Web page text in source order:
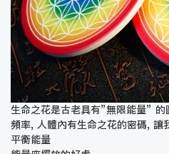
生命之花是古老具有”無限能量”
頻率, 人體內有生命之花的密碼, 讓
平衡能量